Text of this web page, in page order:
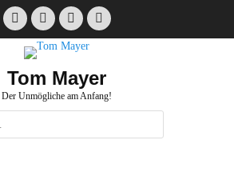
Facebook
E-
Mail
InstagramWebsite
Tom Mayer
Der Unmögliche am Anfang!